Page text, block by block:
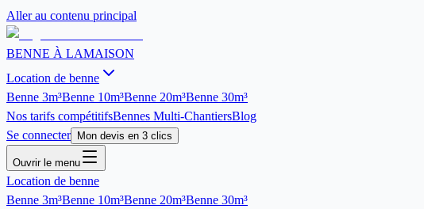
Aller au contenu principal
BENNE À LAMAISON
Location de benne
Benne 3m³Benne 10m³Benne 20m³Benne 30m³
Nos tarifs compétitifsBennes Multi-ChantiersBlog
Se connecter
Mon devis en 3 clics
Ouvrir le menu
Location de benne
Benne 3m³Benne 10m³Benne 20m³Benne 30m³